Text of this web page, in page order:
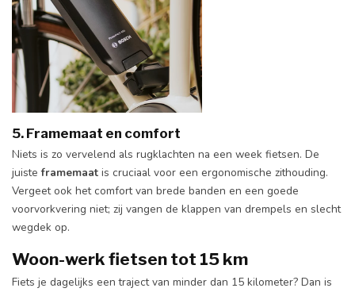
5. Framemaat en comfort
Niets is zo vervelend als rugklachten na een week fietsen. De
juisteframemaat is cruciaal voor een ergonomische zithouding.
Vergeet ook het comfort van brede banden en een goede
voorvorkvering niet; zij vangen de klappen van drempels en slecht
wegdek op.
Woon-werk fietsen tot 15 km
Fiets je dagelijks een traject van minder dan 15 kilometer? Dan is